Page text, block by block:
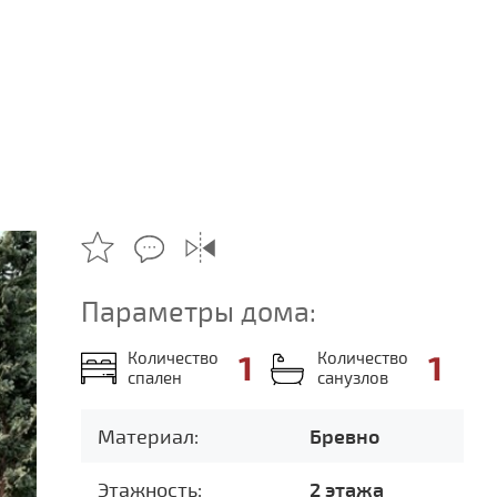
Параметры дома:
Количество
спален
1
Количество
санузлов
1
Материал: Бревно
Этажность: 2 этажа